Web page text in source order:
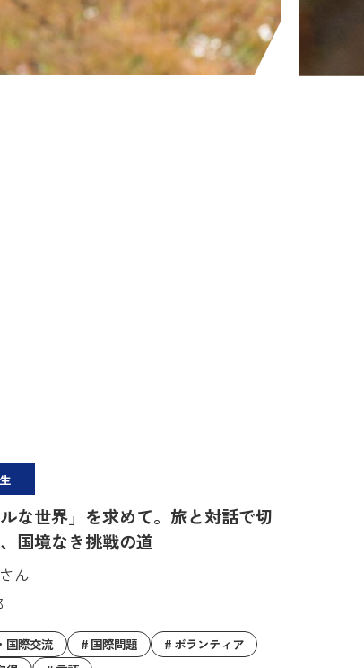
な世界」を求めて。旅と対話で切
国境なき挑戦の道
ん
国際交流 国際問題
ボランティア